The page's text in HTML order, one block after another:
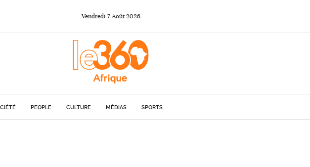
Vendredi 7Août 2026
PEOPLE CULTURE MÉDIAS SPORTS